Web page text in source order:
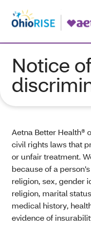
Notice
Aetna Better Health®
civil rights laws that
or unfair treatment.
because of a
religion, sex, gender
religion, marital
medical history,
evidence of